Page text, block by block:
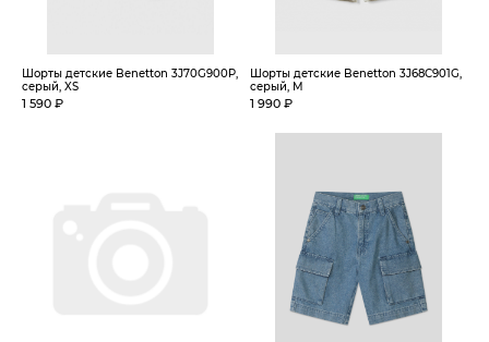
Шорты детские Benetton 3J70G900P,
серый, XS
1 590 ₽
Шорты детские Benetton 3J68C901G,
серый, M
1 990 ₽